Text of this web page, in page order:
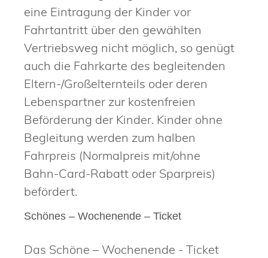
eine Eintragung der Kinder vor
Fahrtantritt über den gewählten
Vertriebsweg nicht möglich, so genügt
auch die Fahrkarte des begleitenden
Eltern-/Großelternteils oder deren
Lebenspartner zur kostenfreien
Beförderung der Kinder. Kinder ohne
Begleitung werden zum halben
Fahrpreis (Normalpreis mit/ohne
Bahn-Card-Rabatt oder Sparpreis)
befördert.
Schönes – Wochenende – Ticket
Das Schöne – Wochenende - Ticket